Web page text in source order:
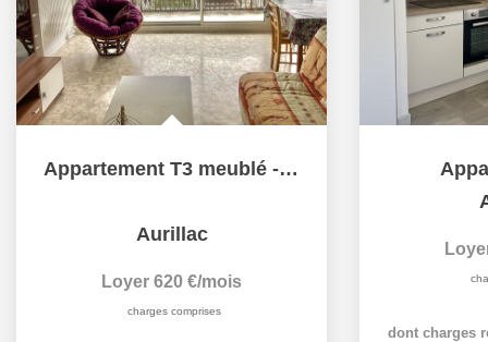
Appartement T3 meublé - MARMIERS
Aurillac
Loyer 620 €/mois
charges comprises
dont charges